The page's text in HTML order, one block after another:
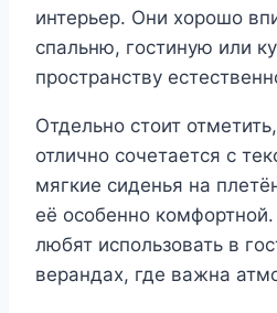
интерьер. Они хорошо
спальню, гостиную или
пространству
Отдельно стоит
отлично сочетается с
мягкие сиденья на
её особенно
любят использовать в
верандах, где важна